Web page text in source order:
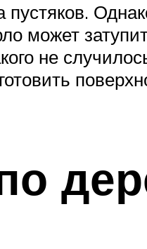
может
не